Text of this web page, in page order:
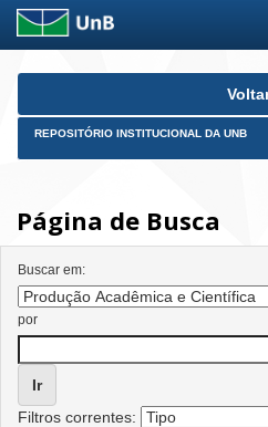
Skip
REPOSITÓRIO INSTITUCIONAL DA UNB
Página de Busca
Buscar em:
por
Filtros correntes: